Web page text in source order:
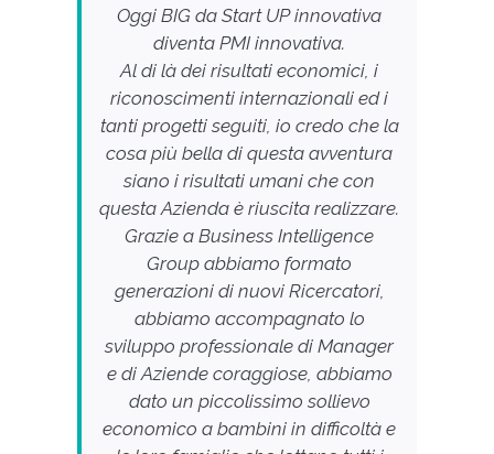
Oggi BIG da Start UP innovativa
diventa PMI innovativa.
Al di là dei risultati economici, i
riconoscimenti internazionali ed i
tanti progetti seguiti, io credo che la
cosa più bella di questa avventura
siano i risultati umani che con
questa Azienda è riuscita realizzare.
Grazie a Business Intelligence
Group abbiamo formato
generazioni di nuovi Ricercatori,
abbiamo accompagnato lo
sviluppo professionale di Manager
e di Aziende coraggiose, abbiamo
dato un piccolissimo sollievo
economico a bambini in difficoltà e